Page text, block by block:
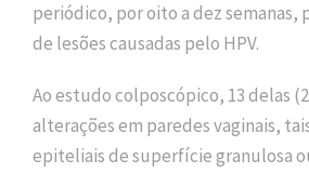
periódico, por oito a dez semanas,
de lesões causadas pelo HPV.
Ao estudo colposcópico, 13 delas
alterações em paredes vaginais,
epiteliais de superfície granulosa